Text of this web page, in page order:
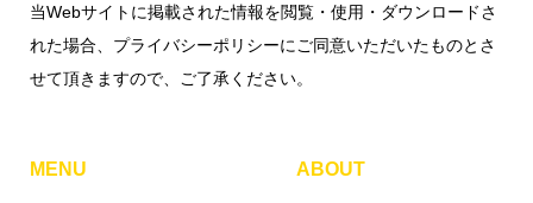
当Webサイトに掲載された情報を閲覧・使用・ダウンロードさ
れた場合、プライバシーポリシーにご同意いただいたものとさ
せて頂きますので、ご了承ください。
MENU ABOUT